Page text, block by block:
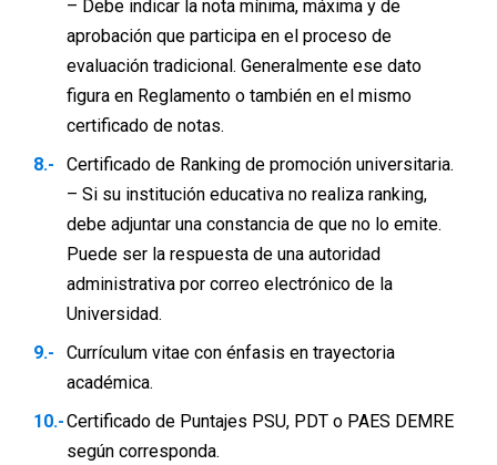
– Debe indicar la nota mínima, máxima y de
aprobación que participa en el proceso de
evaluación tradicional. Generalmente ese dato
figura en Reglamento o también en el mismo
certificado de notas.
Certificado de Ranking de promoción universitaria.
– Si su institución educativa no realiza ranking,
debe adjuntar una constancia de que no lo emite.
Puede ser la respuesta de una autoridad
administrativa por correo electrónico de la
Universidad.
Currículum vitae con énfasis en trayectoria
académica.
Certificado de Puntajes PSU, PDT o PAES DEMRE
según corresponda.